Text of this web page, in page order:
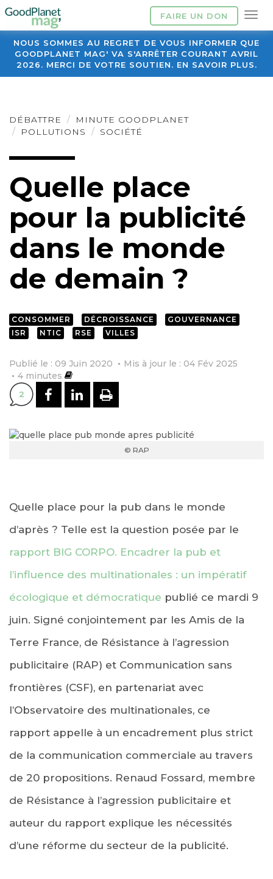
FAIRE UN DON
NOUS SOMMES AU REGRET DE VOUS INFORMER QUE
GOODPLANET MAG' VA S'ARRÊTER COURANT AVRIL
2026. MERCI DE VOTRE SOUTIEN. EN SAVOIR PLUS.
DÉBATTRE
MINUTE GOODPLANET
POLLUTIONS
SOCIÉTÉ
Quelle place
pour la publicité
dans le monde
de demain ?
CONSOMMER DÉCROISSANCE
GOUVERNANCE
ISR
NTIC RSE VILLES
Publié le : 09 Juin 2020
Mis à jour le : 04 Fév 2025
4 minutes
2 PARTAGER SUR FACEBOOK
PARTAGER SUR
IMPRIMER
© RAP
Quelle place pour la pub dans le monde
d’après ? Telle est la question posée par le
rapport BIG CORPO. Encadrer la pub et
l’influence des multinationales : un impératif
écologique et démocratique publié ce mardi 9
juin. Signé conjointement par les Amis de la
Terre France, de Résistance à l’agression
publicitaire (RAP) et Communication sans
frontières (CSF), en partenariat avec
l’Observatoire des multinationales, ce
rapport appelle à un encadrement plus strict
de la communication commerciale au travers
de 20 propositions. Renaud Fossard, membre
de Résistance à l’agression publicitaire et
auteur du rapport explique les nécessités
d’une réforme du secteur de la publicité.